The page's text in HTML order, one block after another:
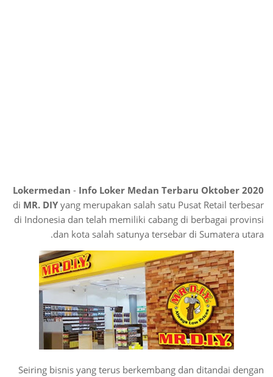
Lokermedan - Info Loker Medan Terbaru Oktober 2020
di MR. DIY yang merupakan salah satu Pusat Retail terbesar
di Indonesia dan telah memiliki cabang di berbagai provinsi
dan kota salah satunya tersebar di Sumatera utara.
Seiring bisnis yang terus berkembang dan ditandai dengan